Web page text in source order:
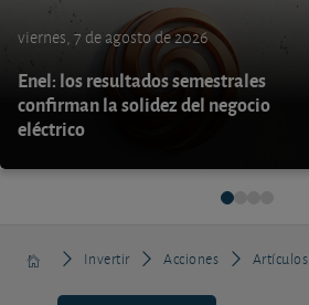
viernes, 7 de agosto de 2026
Enel: los resultados semestrales
confirman la solidez del negocio
eléctrico
Invertir Acciones Artículos